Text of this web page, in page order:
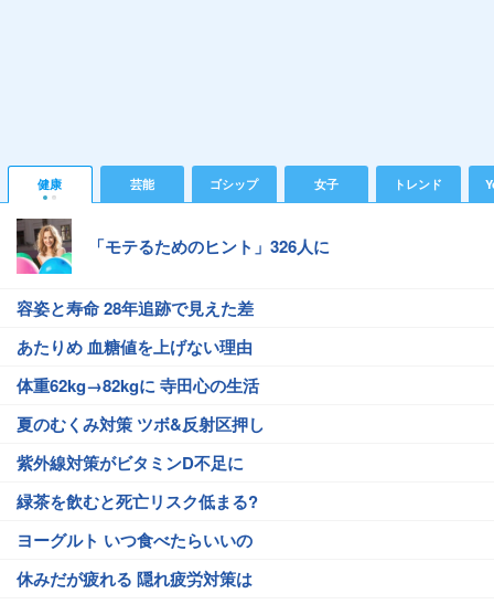
健康 芸能 ゴシップ 女子 トレンド
「モテるためのヒント」326人に
容姿と寿命 28年追跡で見えた差
あたりめ 血糖値を上げない理由
体重62kg→82kgに 寺田心の生活
夏のむくみ対策 ツボ&反射区押し
紫外線対策がビタミンD不足に
緑茶を飲むと死亡リスク低まる?
ヨーグルト いつ食べたらいいの
休みだが疲れる 隠れ疲労対策は